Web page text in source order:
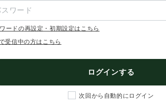
ードの再設定・初期設定はこちら
受信中の方はこちら
ログインする
次回から自動的にログイン